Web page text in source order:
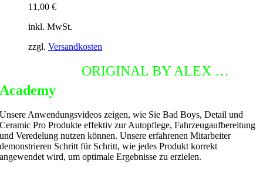
11,00 €
inkl. MwSt.
zzgl. Versandkosten
ORIGINAL BY ALEX …
Academy
Unsere Anwendungsvideos zeigen, wie Sie Bad Boys, Detail und
Ceramic Pro Produkte effektiv zur Autopflege, Fahrzeugaufbereitung
und Veredelung nutzen können. Unsere erfahrenen Mitarbeiter
demonstrieren Schritt für Schritt, wie jedes Produkt korrekt
angewendet wird, um optimale Ergebnisse zu erzielen.